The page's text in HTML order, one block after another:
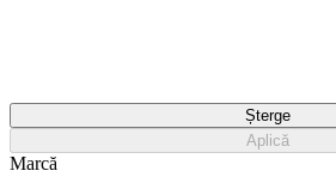
Șterge
Aplică
Marcă